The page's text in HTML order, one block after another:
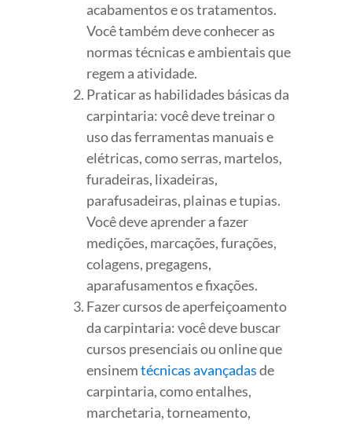
acabamentos e os tratamentos.
Você também deve conhecer as
normas técnicas e ambientais que
regem a atividade.
Praticar as habilidades básicas da
carpintaria: você deve treinar o
uso das ferramentas manuais e
elétricas, como serras, martelos,
furadeiras, lixadeiras,
parafusadeiras, plainas e tupias.
Você deve aprender a fazer
medições, marcações, furações,
colagens, pregagens,
aparafusamentos e fixações.
Fazer cursos de aperfeiçoamento
da carpintaria: você deve buscar
cursos presenciais ou online que
ensinemtécnicas avançadasde
carpintaria, como entalhes,
marchetaria, torneamento,